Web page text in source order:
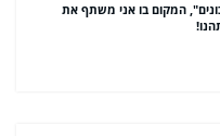
המקום בו אני משתף את